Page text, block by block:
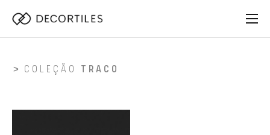
COLEÇÃO TRACO